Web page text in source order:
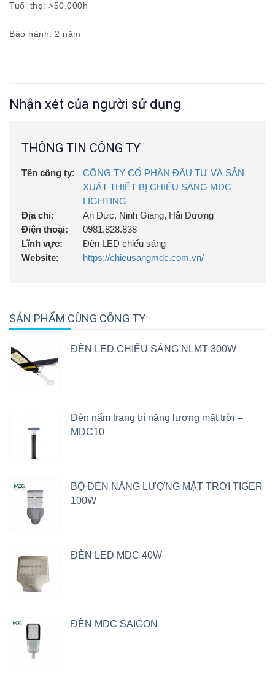
Tuổi thọ: >50.000h
Bảo hành: 2 năm
Nhận xét của người sử dụng
THÔNG TIN CÔNG TY
Tên công ty:
CÔNG TY CỔ PHẦN ĐẦU TƯ VÀ SẢN
XUẤT THIẾT BỊ CHIẾU SÁNG MDC
LIGHTING
Địa chỉ:
An Đức, Ninh Giang, Hải Dương
Điện thoại:
0981.828.838
Lĩnh vực:
Đèn LED chiếu sáng
Website:
https://chieusangmdc.com.vn/
SẢN PHẨM CÙNG CÔNG TY
ĐÈN LED CHIẾU SÁNG NLMT 300W
Đèn nấm trang trí năng lượng mặt trời –
MDC10
BỘ ĐÈN NĂNG LƯỢNG MẶT TRỜI TIGER
100W
ĐÈN LED MDC 40W
ĐÈN MDC SAIGON